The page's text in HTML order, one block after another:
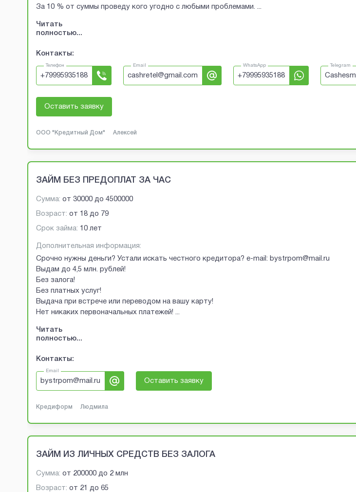
За 10 % от суммы проведу кого угодно с любыми проблемами. ...
Читать
полностью...
Контакты:
Телефон
+79995935188
Email
cashretel@gmail.com
WhatsApp
+79995935188
Telegram
Cashesm
Оставить заявку
ООО "Кредитный Дом" Алексей
ЗАЙМ БЕЗ ПРЕДОПЛАТ ЗА ЧАС
Сумма: от 30000 до 4500000
Возраст: от 18 до 79
Срок займа: 10 лет
Дополнительная информация:
Срочно нужны деньги? Устали искать честного кредитора? e-mail: bystrpom@mail.ru
Выдам до 4,5 млн. рублей!
Без залога!
Без платных услуг!
Выдача при встрече или переводом на вашу карту!
Нет никаких первоначальных платежей! ...
Читать
полностью...
Контакты:
Email
bystrpom@mail.ru Оставить заявку
Кредиформ Людмила
ЗАЙМ ИЗ ЛИЧНЫХ СРЕДСТВ БЕЗ ЗАЛОГА
Сумма: от 200000 до 2 млн
Возраст: от 21 до 65